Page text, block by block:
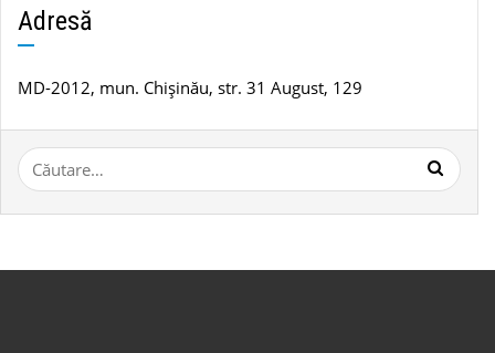
știri
Adresă
MD-2012, mun. Chișinău, str. 31 August, 129
Caută
după: